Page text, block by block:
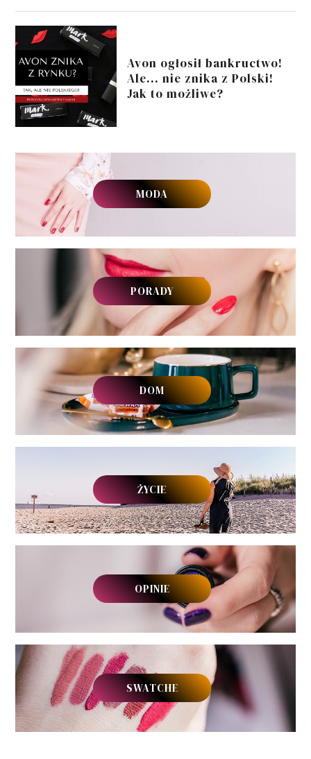
Avon ogłosił bankructwo!
Ale... nie znika z Polski!
Jak to możliwe?
MODA
PORADY
DOM
ŻYCIE
OPINIE
SWATCHE